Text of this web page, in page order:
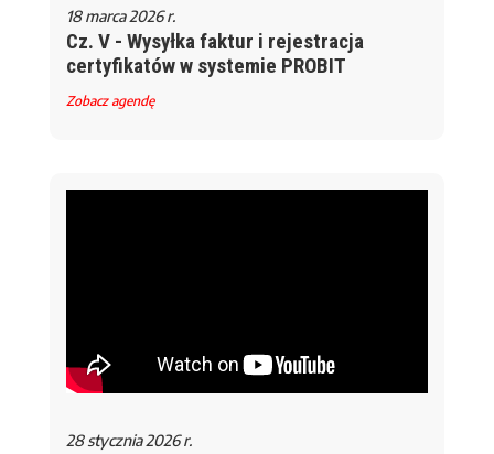
18 marca 2026 r.
Cz. V - Wysyłka faktur i rejestracja
certyfikatów w systemie PROBIT
Zobacz agendę
28 stycznia 2026 r.